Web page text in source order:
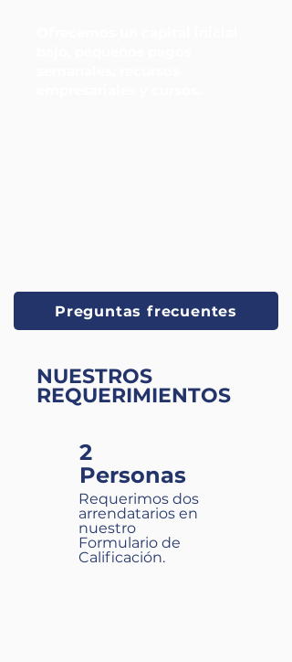
Preguntas frecuentes
NUESTROS
REQUERIMIENTOS
2
Personas
Requerimos dos
arrendatarios en
nuestro
Formulario de
Calificación.